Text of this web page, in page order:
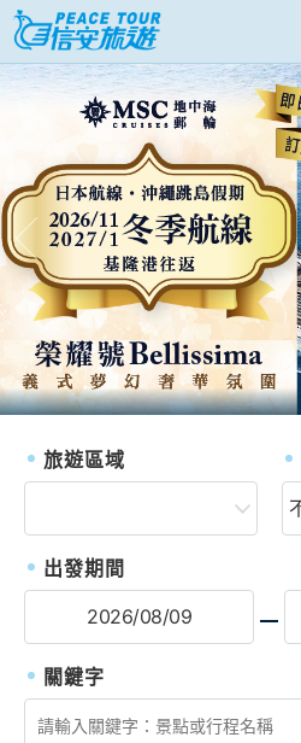
往前
旅遊區域
出發期間